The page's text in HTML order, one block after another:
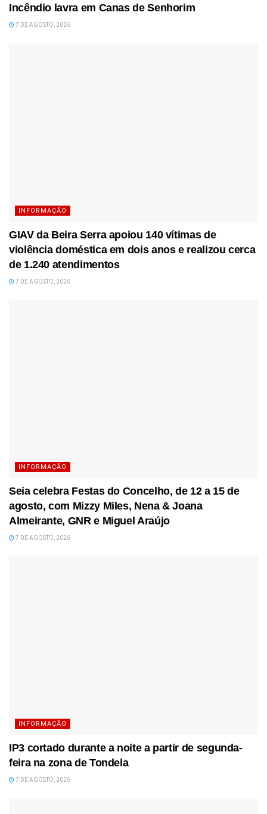
Incêndio lavra em Canas de Senhorim
7 DE AGOSTO, 2026
INFORMAÇÃO
GIAV da Beira Serra apoiou 140 vítimas de
violência doméstica em dois anos e realizou cerca
de 1.240 atendimentos
7 DE AGOSTO, 2026
INFORMAÇÃO
Seia celebra Festas do Concelho, de 12 a 15 de
agosto, com Mizzy Miles, Nena & Joana
Almeirante, GNR e Miguel Araújo
7 DE AGOSTO, 2026
INFORMAÇÃO
IP3 cortado durante a noite a partir de segunda-
feira na zona de Tondela
7 DE AGOSTO, 2026